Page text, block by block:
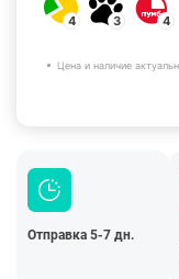
4 3 4
Цена и наличие
Отправка 5-7 дн.